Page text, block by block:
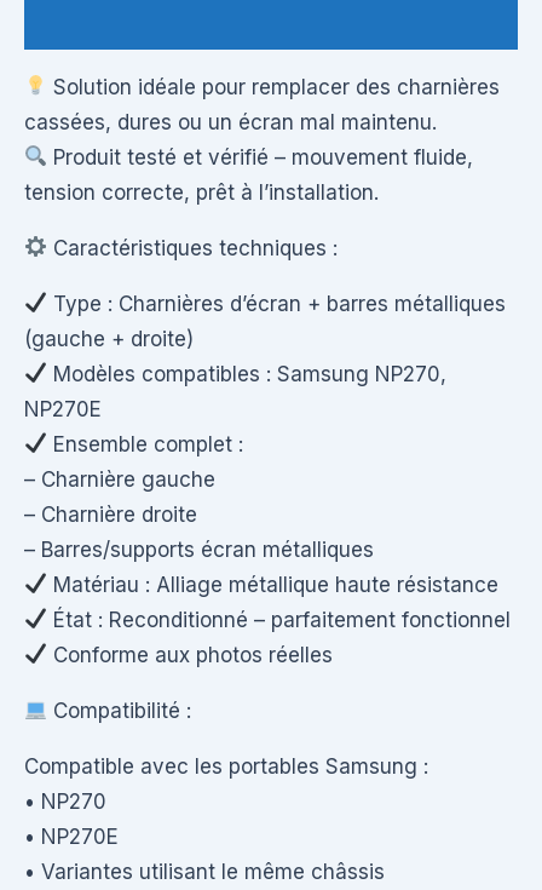
Solution idéale pour remplacer des charnières
cassées, dures ou un écran mal maintenu.
Produit testé et vérifié – mouvement fluide,
tension correcte, prêt à l’installation.
Caractéristiques techniques :
Type : Charnières d’écran + barres métalliques
(gauche + droite)
Modèles compatibles : Samsung NP270,
NP270E
Ensemble complet :
– Charnière gauche
– Charnière droite
– Barres/supports écran métalliques
Matériau : Alliage métallique haute résistance
État : Reconditionné – parfaitement fonctionnel
Conforme aux photos réelles
Compatibilité :
Compatible avec les portables Samsung :
• NP270
• NP270E
• Variantes utilisant le même châssis